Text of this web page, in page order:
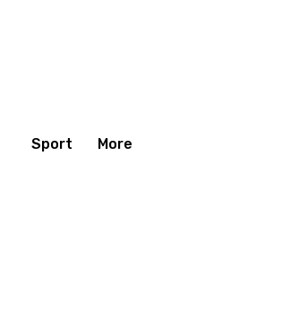
Sport More